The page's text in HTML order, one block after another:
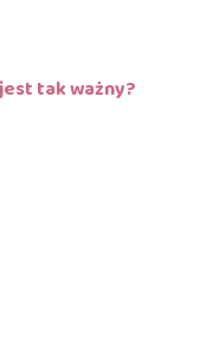
tak ważny?